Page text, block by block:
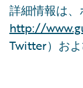
詳細情報は
http://
Twitter）お